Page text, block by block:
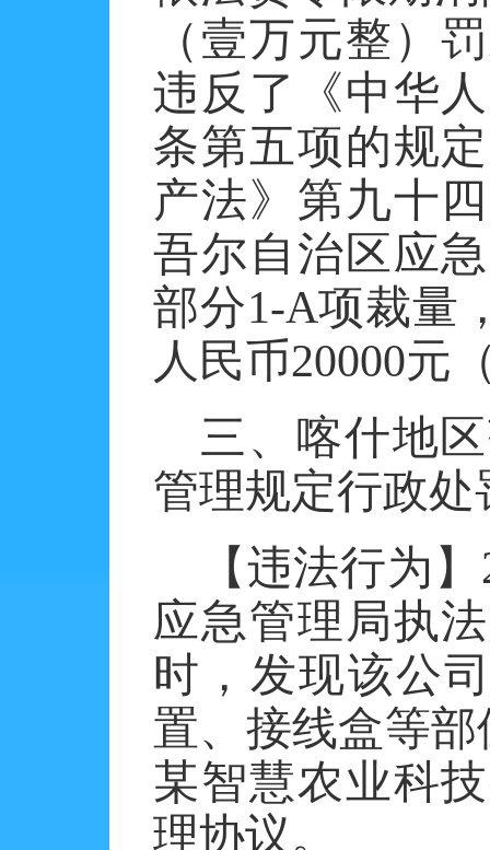
（壹万元整）
违反了《中华
条第五项的规
产法》第九十
吾尔自治区应
部分1-A项裁量
人民币20000元
三、喀什地
管理规定行政处
【违法行为】
应急管理局执
时，发现该公
置、接线盒等
某智慧农业科
理协议。